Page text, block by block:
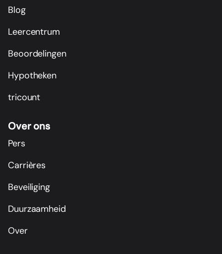
Blog
Leercentrum
Beoordelingen
Hypotheken
tricount
Over ons
Pers
Carrières
Beveiliging
Duurzaamheid
Over